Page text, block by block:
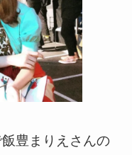
豊まりえさんの